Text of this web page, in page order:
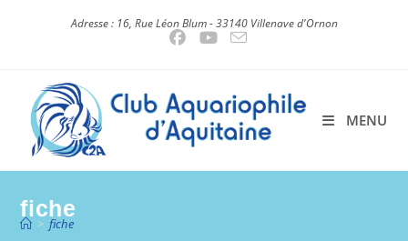
Adresse : 16, Rue Léon Blum - 33140 Villenave d'Ornon
MENU
fiche
> fiche